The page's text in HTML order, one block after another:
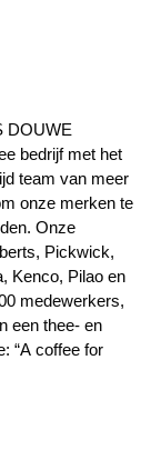
DOUWE
bedrijf met het
team van meer
onze merken te
Onze
Pickwick,
Kenco, Pilao en
medewerkers,
een thee- en
“A coffee for